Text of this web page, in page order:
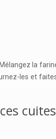
la
les et